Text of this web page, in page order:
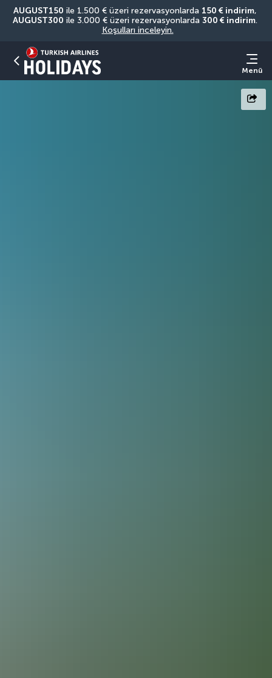
AUGUST150 ile 1.500 € üzeri rezervasyonlarda 150 € indirim
AUGUST300 ile 3.000 € üzeri rezervasyonlarda 300 € indirim
Koşulları inceleyin.
Menü